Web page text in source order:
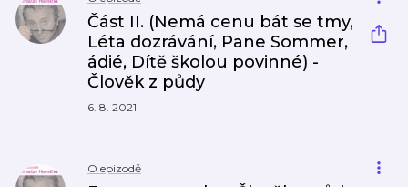
Část II. (Nemá cenu bát se tmy,
Léta dozrávání, Pane Sommer,
ádié, Dítě školou povinné) -
Člověk z půdy
6. 8. 2021
O epizodě